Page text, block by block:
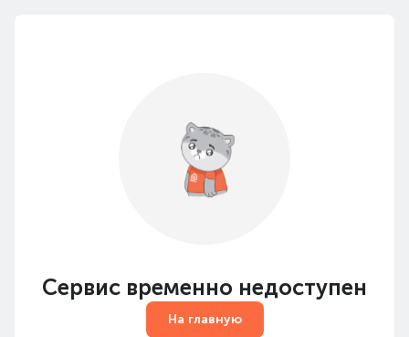
Сервис временно недоступен
На главную